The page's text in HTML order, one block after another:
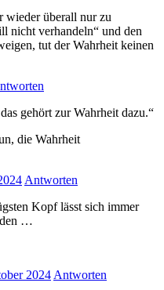
wieder überall nur zu
nicht verhandeln“ und den
tut der Wahrheit keinen
gehört zur Wahrheit dazu.“
die Wahrheit
Antworten
Kopf lässt sich immer
…
2024 Antworten